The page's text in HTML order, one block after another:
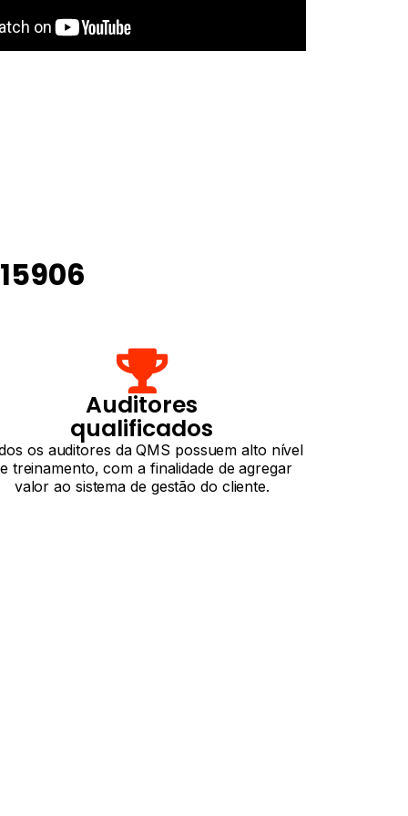
Auditores
qualificados
os auditores da QMS possuem alto nível
treinamento, com a finalidade de agregar
valor ao sistema de gestão do cliente.